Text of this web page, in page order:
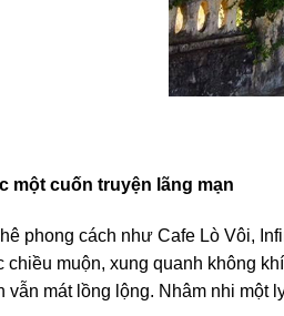
một cuốn truyện lãng mạn
phong cách như Cafe Lò Vôi,
chiều muộn, xung quanh không
vẫn mát lồng lộng. Nhâm nhi